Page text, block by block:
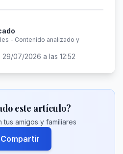
- Contenido analizado y
29/07/2026 a las 12:52
este artículo?
tus amigos y familiares
Compartir